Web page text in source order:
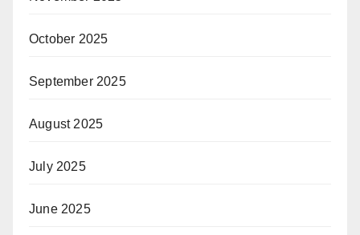
October 2025
September 2025
August 2025
July 2025
June 2025